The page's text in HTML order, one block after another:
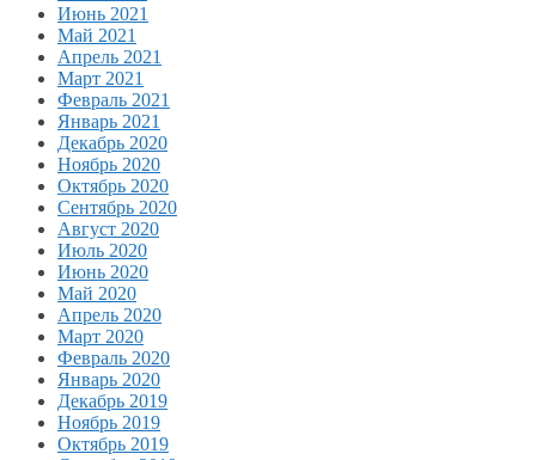
Июнь 2021
Май 2021
Апрель 2021
Март 2021
Февраль 2021
Январь 2021
Декабрь 2020
Ноябрь 2020
Октябрь 2020
Сентябрь 2020
Август 2020
Июль 2020
Июнь 2020
Май 2020
Апрель 2020
Март 2020
Февраль 2020
Январь 2020
Декабрь 2019
Ноябрь 2019
Октябрь 2019